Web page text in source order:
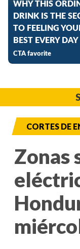
CORTES DE
Zonas